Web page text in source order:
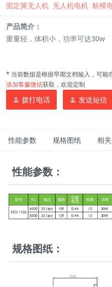
固定翼无人机 无人机电机 航模
产品简介：
重量轻，体积小，功率可达30w
* 当前数据是根据早期文档输入，可能
添加客服微信获取，欢迎定制
拨打电话 发送短信
性能参数 规格图纸 相
性能参数：
规格图纸：